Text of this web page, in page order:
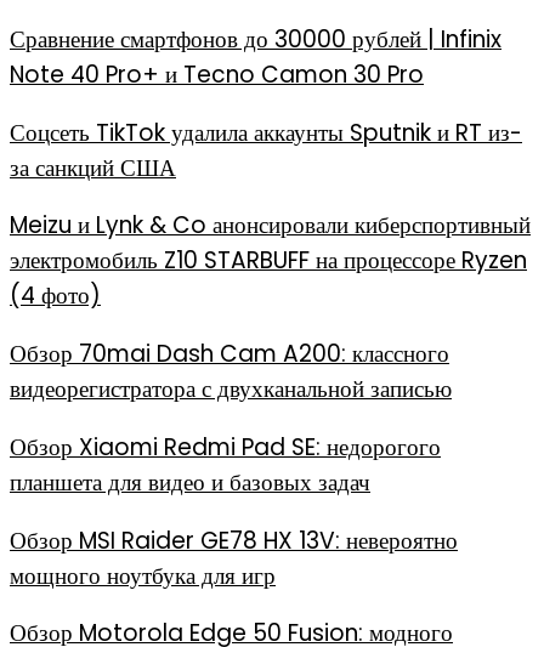
Сравнение смартфонов до 30000 рублей | Infinix
Note 40 Pro+ и Tecno Camon 30 Pro
Соцсеть TikTok удалила аккаунты Sputnik и RT из-
за санкций США
Meizu и Lynk & Co анонсировали киберспортивный
электромобиль Z10 STARBUFF на процессоре Ryzen
(4 фото)
Обзор 70mai Dash Cam A200: классного
видеорегистратора с двухканальной записью
Обзор Xiaomi Redmi Pad SE: недорогого
планшета для видео и базовых задач
Обзор MSI Raider GE78 HX 13V: невероятно
мощного ноутбука для игр
Обзор Motorola Edge 50 Fusion: модного